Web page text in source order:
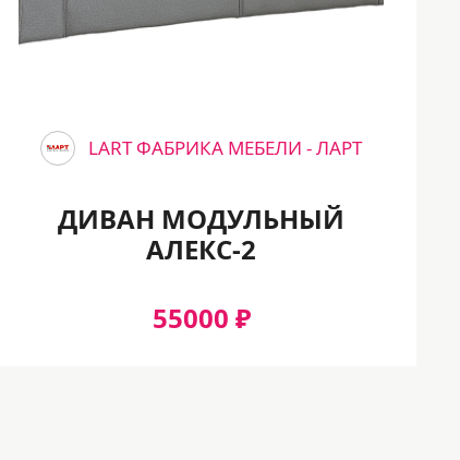
LART ФАБРИКА МЕБЕЛИ - ЛАРТ
ДИВАН МОДУЛЬНЫЙ
АЛЕКС-2
55000 ₽